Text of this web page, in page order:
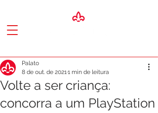
Volte a ser criança:
concorra a um PlayStation
Palato
8 de out. de 20211 min de leitura